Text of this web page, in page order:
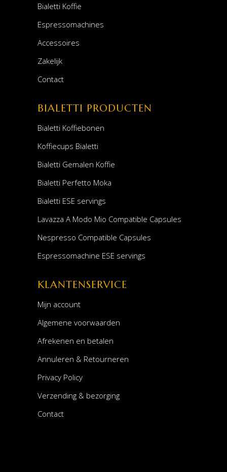
Bialetti Koffie
Espressomachines
Accessoires
Zakelijk
Contact
BIALETTI PRODUCTEN
Bialetti Koffiebonen
Koffiecups Bialetti
Bialetti Gemalen Koffie
Bialetti Perfetto Moka
Bialetti ESE servings
Lavazza A Modo Mio Compatible Capsules
Nespresso Compatible Capsules
Espressomachine ESE servings
KLANTENSERVICE
Mijn account
Algemene voorwaarden
Afrekenen en betalen
Annuleren & Retourneren
Privacy Policy
Verzending & bezorging
Contact